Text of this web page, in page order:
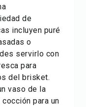
de
incluyen puré
o
servirlo con
para
del brisket.
vaso de la
para un